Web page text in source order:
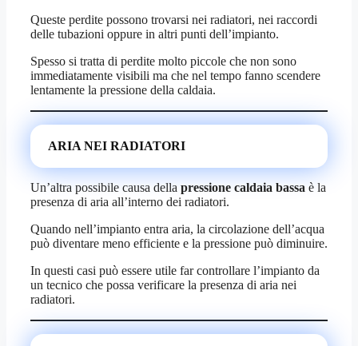
Queste perdite possono trovarsi nei radiatori, nei raccordi
delle tubazioni oppure in altri punti dell’impianto.
Spesso si tratta di perdite molto piccole che non sono
immediatamente visibili ma che nel tempo fanno scendere
lentamente la pressione della caldaia.
ARIA NEI RADIATORI
Un’altra possibile causa della pressione caldaia bassa è la
presenza di aria all’interno dei radiatori.
Quando nell’impianto entra aria, la circolazione dell’acqua
può diventare meno efficiente e la pressione può diminuire.
In questi casi può essere utile far controllare l’impianto da
un tecnico che possa verificare la presenza di aria nei
radiatori.